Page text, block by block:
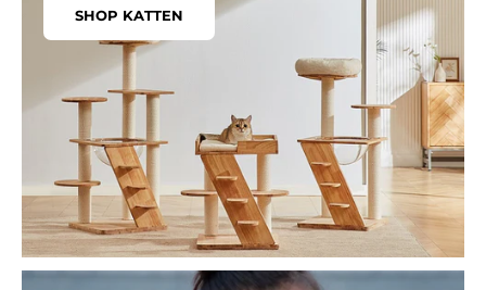
SHOP KATTEN